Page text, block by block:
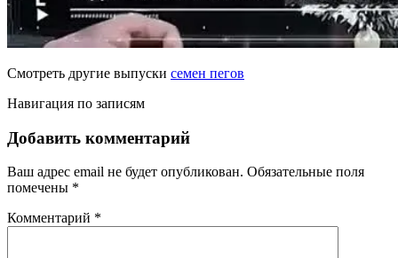
Смотреть другие выпуски семен пегов
Навигация по записям
Добавить комментарий
Ваш адрес email не будет опубликован. Обязательные поля
помечены *
Комментарий *